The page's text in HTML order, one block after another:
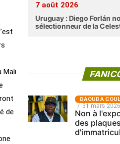
Mali
de
7 août 2026
Uruguay : Diego Forlán
sélectionneur de la
‎DAOUDA
31 mars 2026
Non à
des plaques